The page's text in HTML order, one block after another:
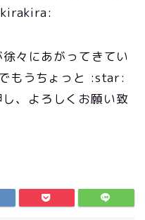
々にあがってきてい
もうちょっと :star:
、よろしくお願い致